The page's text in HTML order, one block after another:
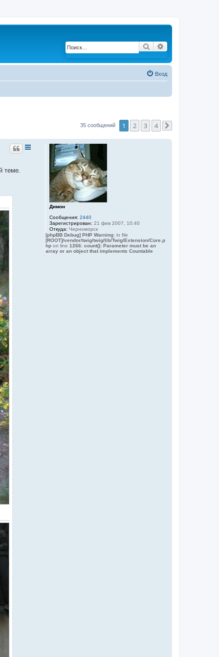
Поиск
Вход
35 сообщений 1 2 3 4
Димон
Сообщения: 2440
Зарегистрирован: 21 фев 2007, 10:40
Откуда: Черноморск
[phpBB Debug] PHP Warning: in file
[ROOT]/vendor/twig/twig/lib/Twig/Extension/Core.p
hpon line 1266: count(): Parameter must be an
array or an object that implements Countable
теме.